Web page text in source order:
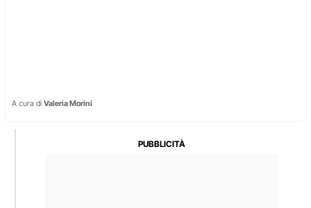
A cura di Valeria Morini